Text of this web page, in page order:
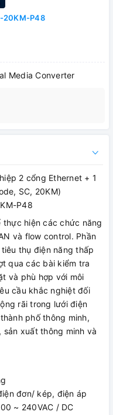
20KM-P48
Media Converter
2 cổng Ethernet + 1
SC, 20KM)
P48
thực hiện các chức năng
và flow control. Phần
thụ điện năng thấp
qua các bài kiểm tra
và phù hợp với môi
cầu khắc nghiệt đối
rãi trong lưới điện
phố thông minh,
xuất thông minh và
đơn/ kép, điện áp
~ 240VAC / DC